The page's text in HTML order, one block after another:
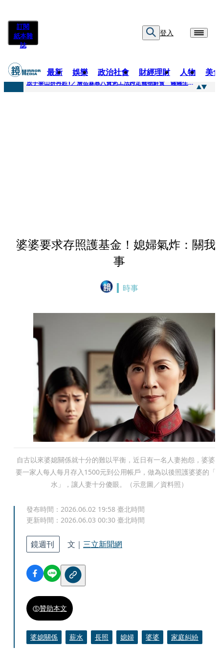
訂閱
紙本雜
誌
登入
最新 娛樂 政治社會 財經理財 人物 美
快訊
放手泰山拚再起1／詹岳霖靠八寶粥工法跨足寵物鮮食 罐罐生產前先請「叼嘴王后」試吃
婆婆要求存照護基金！媳婦氣炸：關我
事
時事
自古以來婆媳關係就十分的難以平衡，近日有一名人妻抱怨，婆婆
要一家人每人每月存入1500元到公用帳戶，做為以後照護婆婆的「
水」，讓人妻十分傻眼。（示意圖／資料照）
發布時間： 2026.06.02 19:58 臺北時間
更新時間： 2026.06.03 00:30 臺北時間
鏡週刊 文｜ 三立新聞網
贊助本文
婆媳關係 薪水 長照 媳婦 婆婆 家庭糾紛